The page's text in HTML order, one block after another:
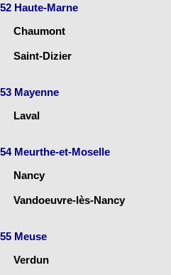
52 Haute-Marne
Chaumont
Saint-Dizier
53 Mayenne
Laval
54 Meurthe-et-Moselle
Nancy
Vandoeuvre-lès-Nancy
55 Meuse
Verdun